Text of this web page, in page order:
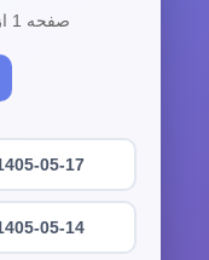
صفحه 1 از 343 | مجموع 3425 آرشیو
05-17
05-14